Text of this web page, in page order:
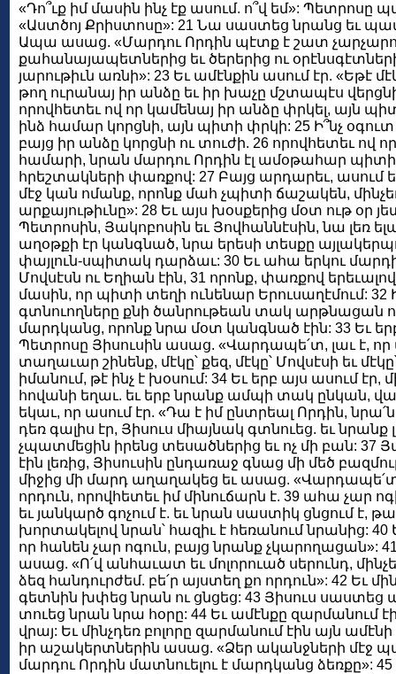
«Դո՞ւք իմ մասին ինչ էք ասում. ո՞վ եմ»:
«Աստծոյ Քրիստոսը»: 21 Նա սաստեց նրանց եւ
Ապա ասաց. «Մարդու Որդին պէտք է շատ
քահանայապետներից եւ ծերերից ու
յարութիւն առնի»: 23 Եւ ամէնքին ասում էր. «Եթէ
թող ուրանայ իր անձը եւ իր խաչը մշտապէս վերցնի
որովհետեւ ով որ կամենայ իր անձը փրկել, այն
ինձ համար կորցնի, այն պիտի փրկի: 25 Ի՞նչ
բայց իր անձը կորցնի ու տուժի. 26 որովհետեւ ով
համարի, նրան մարդու Որդին էլ ամօթահար պիտի
հրեշտակների փառքով: 27 Բայց արդարեւ, ասում
մէջ կան ոմանք, որոնք մահ չպիտի ճաշակեն,
արքայութիւնը»: 28 Եւ այս խօսքերից մօտ ութ օր
Պետրոսին, Յակոբոսին եւ Յովհաննէսին, նա լեռ
աղօթքի էր կանգնած, նրա երեսի տեսքը
փայլուն-սպիտակ դարձաւ: 30 Եւ ահա երկու
Մովսէսն ու Եղիան էին, 31 որոնք, փառքով
մասին, որ պիտի տեղի ունենար Երուսաղէմում:
գտնուողները քնի ծանրութեան տակ արթնացան
մարդկանց, որոնք նրա մօտ կանգնած էին: 33 Եւ
Պետրոսը Յիսուսին ասաց. «Վարդապե՛տ, լաւ է, որ
տաղաւար շինենք, մէկը՝ քեզ, մէկը՝ Մովսէսի եւ
իմանում, թէ ինչ է խօսում: 34 Եւ երբ այս ասում
հովանի եղաւ. եւ երբ նրանք ամպի տակ ընկան,
եկաւ, որ ասում էր. «Դա է իմ ընտրեալ Որդին, նրա՛ն
դեռ գալիս էր, Յիսուս միայնակ գտնուեց. եւ նրանք
չպատմեցին իրենց տեսածներից եւ ոչ մի բան: 37
էին լեռից, Յիսուսին ընդառաջ գնաց մի մեծ
միջից մի մարդ աղաղակեց եւ ասաց. «Վարդապե՛տ,
որդուն, որովհետեւ իմ մինուճարն է. 39 ահա չար
եւ յանկարծ գոչում է. եւ նրան սաստիկ ցնցում է,
խորտակելով նրան՝ հազիւ է հեռանում նրանից:
որ հանեն չար ոգուն, բայց նրանք չկարողացան»:
ասաց. «Ո՛վ անհաւատ եւ մոլորուած սերունդ,
ձեզ հանդուրժեմ. բե՛ր այստեղ քո որդուն»: 42 Եւ
գետնին խփեց նրան ու ցնցեց: 43 Յիսուս սաստեց
տուեց նրան նրա հօրը: 44 Եւ ամէնքը զարմանում
վրայ: Եւ մինչդեռ բոլորը զարմանում էին այն
իր աշակերտներին ասաց. «Ձեր ականջների մէջ
մարդու Որդին մատնուելու է մարդկանց ձեռքը»: